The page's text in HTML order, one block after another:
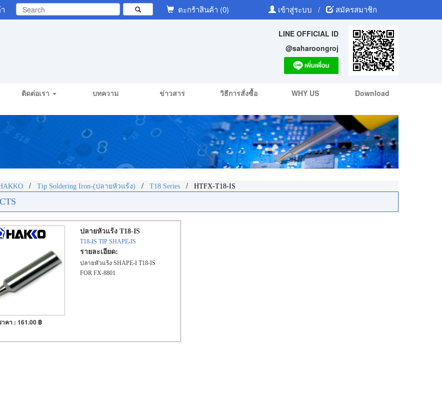
ตะกร้าสินค้า (0) เข้าสู่ระบบ / สมัครสมาชิก
LINE OFFICIAL ID
@saharoongroj
ติดต่อเรา บทความ ข่าวสาร วิธีการสั่งซื้อ WHY US Download
/ Tip Soldering Iron-(ปลายหัวแร้ง) / T18 Series / HTFX-T18-IS
ปลายหัวแร้ง T18-IS
T18-IS TIP SHAPE-IS
รายละเอียด:
ปลายหัวแร้ง SHAPE-I T18-IS
FOR FX-8801
าคา : 161.00 ฿